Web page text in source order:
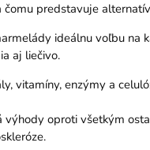
predstavuje
ideálnu voľbu na
aj liečivo.
vitamíny, enzýmy a
oproti všetkým